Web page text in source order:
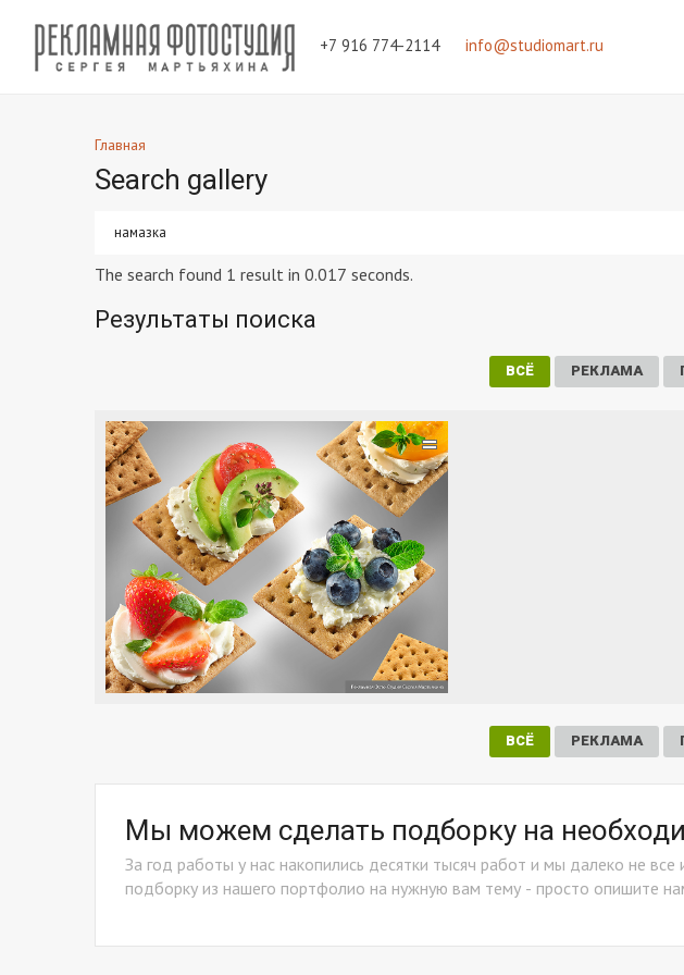
+7 916 774-2114 info@studiomart.ru
Главная
Search gallery
The search found 1 result in 0.017 seconds.
Результаты поиска
РЕКЛАМА
ВСЁ
=
РЕКЛАМА
ВСЁ
Мы можем сделать подборку на
За год работы у нас накопились десятки тысяч работ и мы далеко не
подборку из нашего портфолио на нужную вам тему - просто опишите